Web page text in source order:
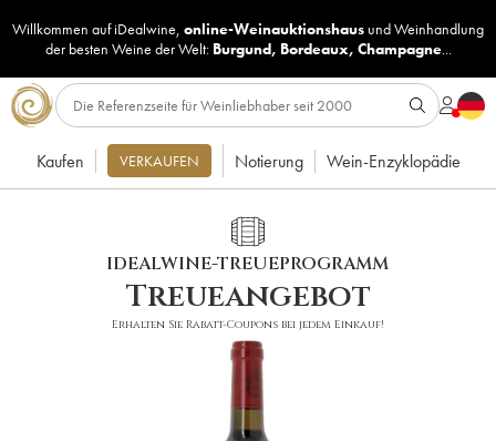
Willkommen auf iDealwine, online-Weinauktionshaus undWeinhandlung
der besten Weine der Welt: Burgund, Bordeaux, Champagne...
Kaufen VERKAUFEN Notierung Wein-Enzyklopädie
IDEALWINE-TREUEPROGRAMM
Treueangebot
Erhalten Sie Rabatt-Coupons bei jedem Einkauf!